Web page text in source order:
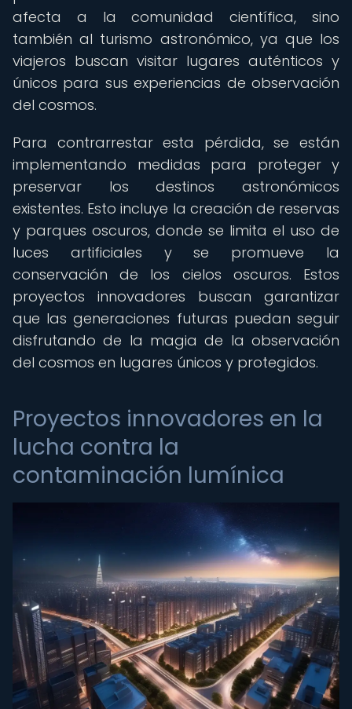
afecta a la comunidad científica, sino
también al turismo astronómico, ya que los
viajeros buscan visitar lugares auténticos y
únicos para sus experiencias de observación
del cosmos.
Para contrarrestar esta pérdida, se están
implementando medidas para proteger y
preservar los destinos astronómicos
existentes. Esto incluye la creación de reservas
y parques oscuros, donde se limita el uso de
luces artificiales y se promueve la
conservación de los cielos oscuros. Estos
proyectos innovadores buscan garantizar
que las generaciones futuras puedan seguir
disfrutando de la magia de la observación
del cosmos en lugares únicos y protegidos.
Proyectos innovadores en la
lucha contra la
contaminación lumínica